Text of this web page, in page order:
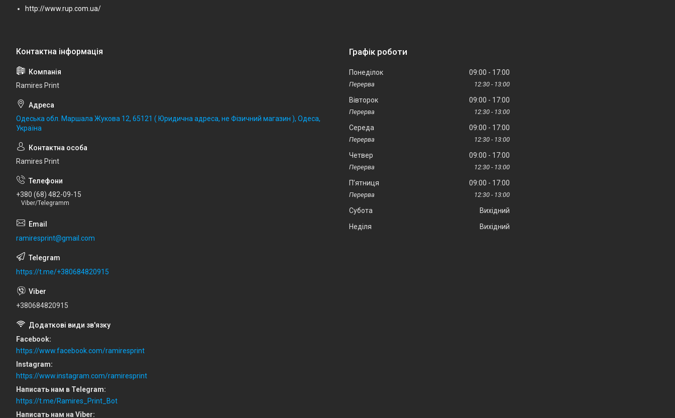
http://www.rup.com.ua/
Ramires Print
Одеська обл. Маршала Жукова 12, 65121 ( Юридична адреса, не Фізичний магазин ), Одеса,
Україна
Ramires Print
+380 (68) 482-09-15
Viber/Telegramm
ramiresprint@gmail.com
https://t.me/+380684820915
+380684820915
Facebook
https://www.facebook.com/ramiresprint
Instagram
https://www.instagram.com/ramiresprint
Написать нам в Telegram
https://t.me/Ramires_Print_Bot
Написать нам на Viber
Графік роботи
Понеділок 09:00 17:00
12:30 13:00
Вівторок 09:00 17:00
12:30 13:00
Середа 09:00 17:00
12:30 13:00
Четвер 09:00 17:00
12:30 13:00
Пʼятниця 09:00 17:00
12:30 13:00
Субота
Вихідний
Неділя
Вихідний